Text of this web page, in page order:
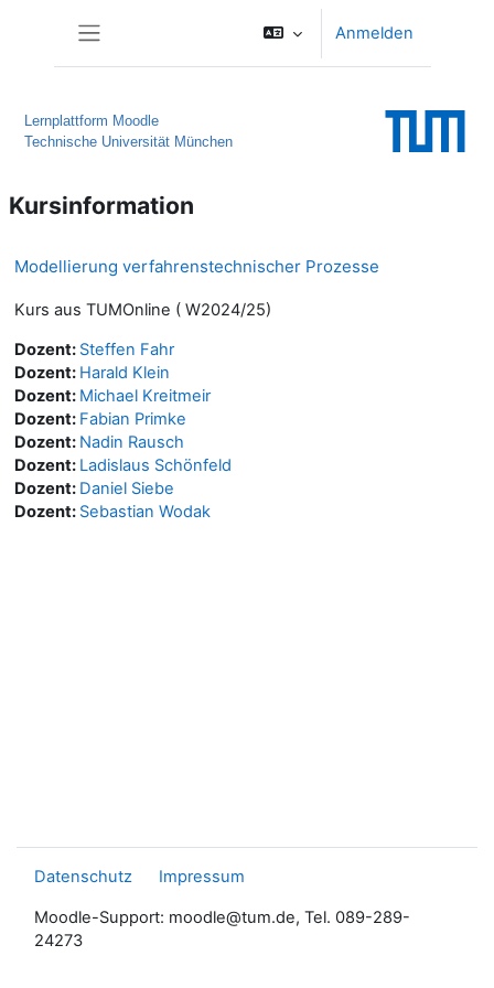
Anmelden
Lernplattform Moodle
Technische Universität München
Kursinformation
Modellierung verfahrenstechnischer Prozesse
Kurs aus TUMOnline ( W2024/25)
Dozent: Steffen Fahr
Dozent: Harald Klein
Dozent: Michael Kreitmeir
Dozent: Fabian Primke
Dozent: Nadin Rausch
Dozent: Ladislaus Schönfeld
Dozent: Daniel Siebe
Dozent: Sebastian Wodak
Datenschutz Impressum
Moodle-Support: moodle@tum.de, Tel. 089-289-
24273